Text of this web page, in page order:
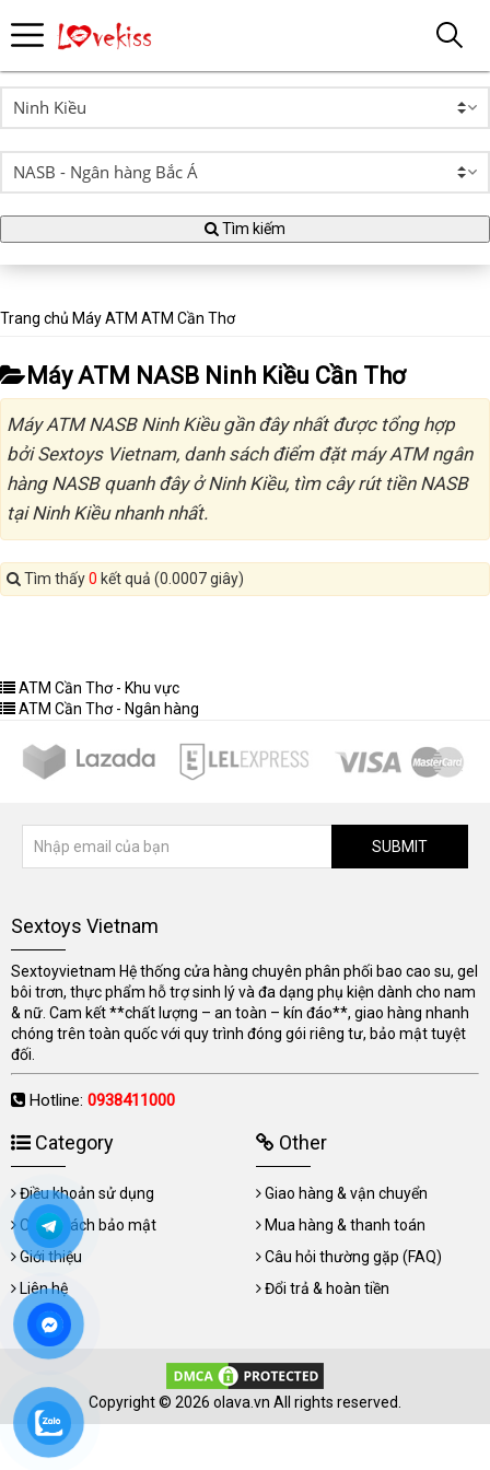
Tìm kiếm
Trang chủ Máy ATM ATM Cần Thơ
Máy ATM NASB Ninh Kiều Cần Thơ
Máy ATM NASB Ninh Kiều gần đây nhất được tổng hợp
bởi Sextoys Vietnam, danh sách điểm đặt máy ATM ngân
hàng NASB quanh đây ở Ninh Kiều, tìm cây rút tiền NASB
tại Ninh Kiều nhanh nhất.
Tìm thấy0 kết quả (0.0007 giây)
ATM Cần Thơ - Khu vực
ATM Cần Thơ - Ngân hàng
SUBMIT
Sextoys Vietnam
Sextoyvietnam Hệ thống cửa hàng chuyên phân phối bao cao su, gel
bôi trơn, thực phẩm hỗ trợ sinh lý và đa dạng phụ kiện dành cho nam
& nữ. Cam kết **chất lượng – an toàn – kín đáo**, giao hàng nhanh
chóng trên toàn quốc với quy trình đóng gói riêng tư, bảo mật tuyệt
đối.
Hotline: 0938411000
Category
Điều khoản sử dụng
Chính sách bảo mật
Giới thiệu
Liên hệ
Other
Giao hàng & vận chuyển
Mua hàng & thanh toán
Câu hỏi thường gặp (FAQ)
Đổi trả & hoàn tiền
Copyright © 2026 olava.vn All rights reserved.